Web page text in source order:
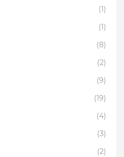
(1)
(1)
(8)
(2)
(9)
(19)
(4)
(3)
(2)